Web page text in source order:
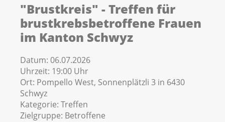
"Brustkreis" - Treffen für
brustkrebsbetroffene Frauen
im Kanton Schwyz
Datum: 06.07.2026
Uhrzeit: 19:00 Uhr
Ort: Pompello West, Sonnenplätzli 3 in 6430
Schwyz
Kategorie: Treffen
Zielgruppe: Betroffene